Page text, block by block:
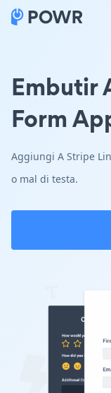
Embutir
Form
Aggiungi A Stripe
o mal di testa.